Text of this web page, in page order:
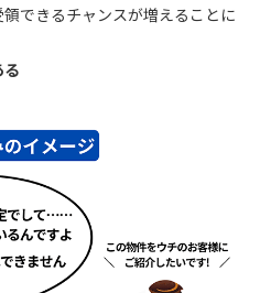
できるチャンスが増えることに
る